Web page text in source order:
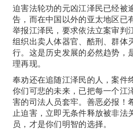
迫害法轮功的元凶江泽民已经被
告，而在中国以外的亚太地区已
举报江泽民，要求依法立案审判
组织出卖人体器官、酷刑、群体
行。这是历史发展的必然趋势，
理再现。
奉劝还在追随江泽民的人，案件
你们可悲的未来，已把每一个
害的司法人员套牢。善恶必报！
止迫害，立即无条件释放被非法
员，才是你们明智的选择。